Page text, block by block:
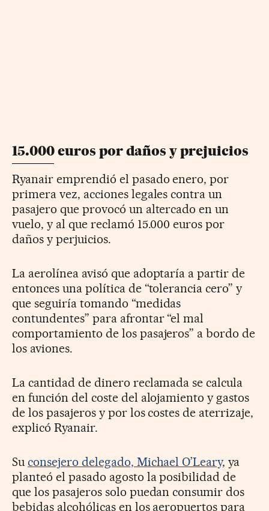
15.000 euros por daños y prejuicios
Ryanair emprendió el pasado enero, por
primera vez, acciones legales contra un
pasajero que provocó un altercado en un
vuelo, y al que reclamó 15.000 euros por
daños y perjuicios.
La aerolínea avisó que adoptaría a partir de
entonces una política de “tolerancia cero” y
que seguiría tomando “medidas
contundentes” para afrontar “el mal
comportamiento de los pasajeros” a bordo de
los aviones.
La cantidad de dinero reclamada se calcula
en función del coste del alojamiento y gastos
de los pasajeros y por los costes de aterrizaje,
explicó Ryanair.
Su consejero delegado, Michael O’Leary, ya
planteó el pasado agosto la posibilidad de
que los pasajeros solo puedan consumir dos
bebidas alcohólicas en los aeropuertos para